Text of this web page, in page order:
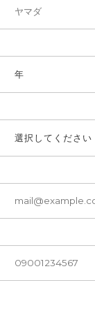
年
選択してください